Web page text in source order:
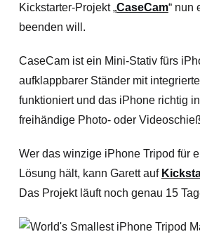
Kickstarter-Projekt „CaseCam“ nun
beenden will.
CaseCam ist ein Mini-Stativ fürs
aufklappbarer Ständer mit
funktioniert und das iPhone richtig
freihändige Photo- oder
Wer das winzige iPhone Tripod für
Lösung hält, kann Garett auf
Das Projekt läuft noch genau 15